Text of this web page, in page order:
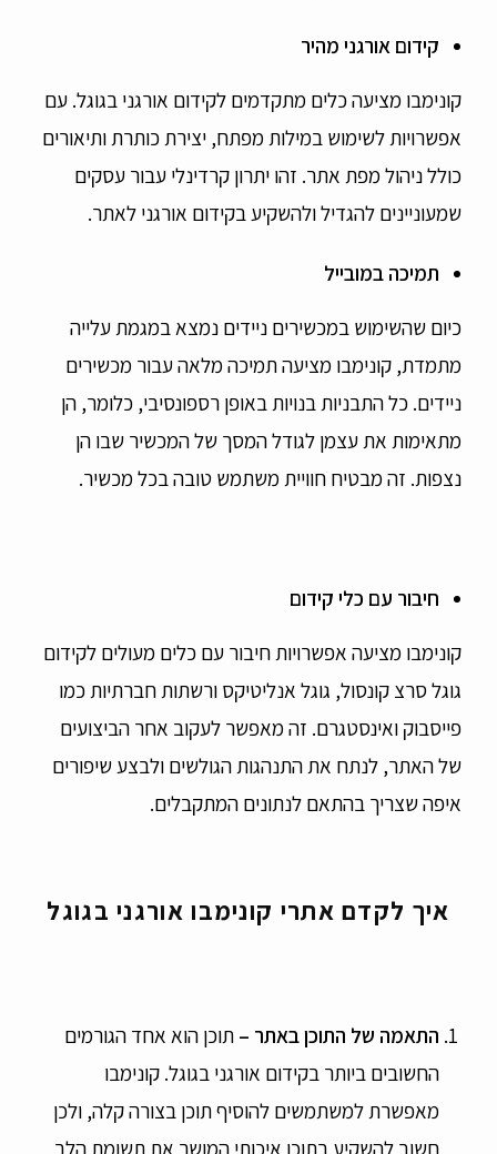
קידום אורגני מהיר
קונימבו מציעה כלים מתקדמים לקידום אורגני בגוגל. עם
אפשרויות לשימוש במילות מפתח, יצירת כותרת ותיאורים
כולל ניהול מפת אתר. זהו יתרון קרדינלי עבור עסקים
שמעוניינים להגדיל ולהשקיע בקידום אורגני לאתר.
תמיכה במובייל
כיום שהשימוש במכשירים ניידים נמצא במגמת עלייה
מתמדת, קונימבו מציעה תמיכה מלאה עבור מכשירים
ניידים. כל התבניות בנויות באופן רספונסיבי, כלומר, הן
מתאימות את עצמן לגודל המסך של המכשיר שבו הן
נצפות. זה מבטיח חוויית משתמש טובה בכל מכשיר.
חיבור עם כלי קידום
קונימבו מציעה אפשרויות חיבור עם כלים מעולים לקידום
גוגל סרצ קונסול, גוגל אנליטיקס ורשתות חברתיות כמו
פייסבוק ואינסטגרם. זה מאפשר לעקוב אחר הביצועים
של האתר, לנתח את התנהגות הגולשים ולבצע שיפורים
איפה שצריך בהתאם לנתונים המתקבלים.
איך לקדם אתרי קונימבו אורגני בגוגל
התאמה של התוכן באתר – תוכן הוא אחד הגורמים
החשובים ביותר בקידום אורגני בגוגל. קונימבו
מאפשרת למשתמשים להוסיף תוכן בצורה קלה, ולכן
חשוב להשקיע בתוכן איכותי המושך את תשומת הלב